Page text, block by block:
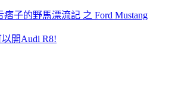
痞子的野馬漂流記 之 Ford Mustang
開Audi R8!